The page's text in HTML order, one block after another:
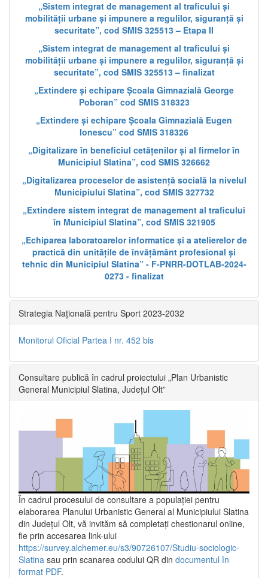
„Sistem integrat de management al traficului și
mobilității urbane și impunere a regulilor, siguranță și
securitate”, cod SMIS 325513 – Etapa II
„Sistem integrat de management al traficului și
mobilității urbane și impunere a regulilor, siguranță și
securitate”, cod SMIS 325513 – finalizat
„Extindere și echipare Școala Gimnazială George
Poboran” cod SMIS 318323
„Extindere și echipare Școala Gimnazială Eugen
Ionescu” cod SMIS 318326
„Digitalizare în beneficiul cetățenilor și al firmelor în
Municipiul Slatina”, cod SMIS 326662
„Digitalizarea proceselor de asistență socială la nivelul
Municipiului Slatina”, cod SMIS 327732
„Extindere sistem integrat de management al traficului
în Municipiul Slatina”, cod SMIS 321905
„Echiparea laboratoarelor informatice și a atelierelor de
practică din unitățile de învățământ profesional și
tehnic din Municipiul Slatina” - F-PNRR-DOTLAB-2024-
0273 - finalizat
Strategia Națională pentru Sport 2023-2032
Monitorul Oficial Partea I nr. 452 bis
Consultare publică în cadrul proiectului „Plan Urbanistic
General Municipiul Slatina, Județul Olt”
În cadrul procesului de consultare a populaţiei pentru
elaborarea Planului Urbanistic General al Municipiului Slatina
din Județul Olt, vă invităm să completați chestionarul online,
fie prin accesarea link-ului
https://survey.alchemer.eu/s3/90726107/Studiu-sociologic-
Slatina sau prin scanarea codului QR din documentul în
format PDF.